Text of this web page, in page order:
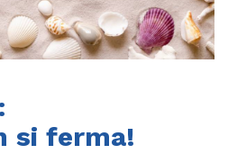
si ferma!